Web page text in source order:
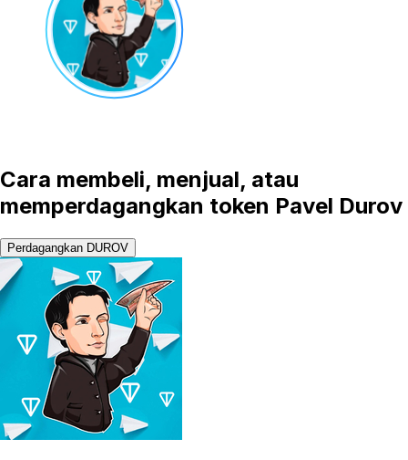
Cara membeli, menjual, atau
memperdagangkan token Pavel Durov
Perdagangkan DUROV